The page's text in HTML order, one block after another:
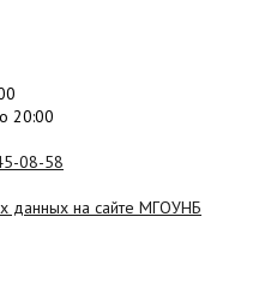
20:00
08-58
данных на сайте МГОУНБ